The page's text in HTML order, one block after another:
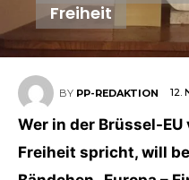
Freiheit
BY PP-REDAKTION 12.
Wer in der Brüssel-
Freiheit spricht, will